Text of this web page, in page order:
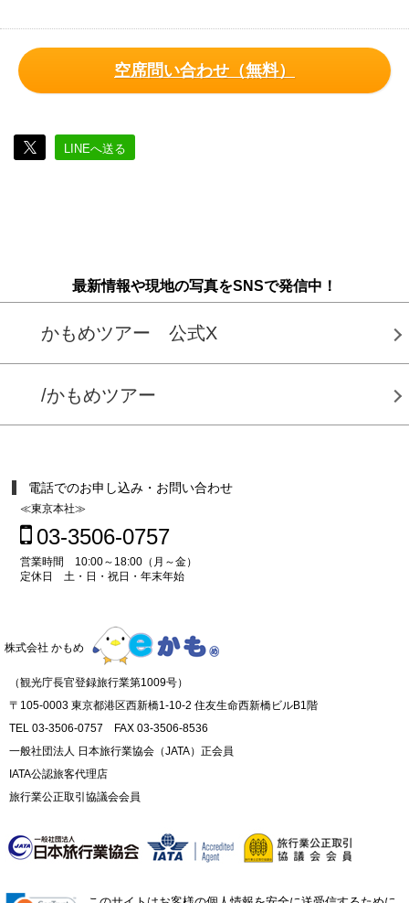
空席問い合わせ（無料）
LINEへ送る
最新情報や現地の写真をSNSで発信中！
かもめツアー 公式X
/かもめツアー
電話でのお申し込み・お問い合わせ
≪東京本社≫
03-3506-0757
営業時間 10:00～18:00（月～金）
定休日 土・日・祝日・年末年始
株式会社 かもめ
（観光庁長官登録旅行業第1009号）
〒105-0003 東京都港区西新橋1-10-2 住友生命西新橋ビルB1階
TEL 03-3506-0757 FAX 03-3506-8536
一般社団法人 日本旅行業協会（JATA）正会員
IATA公認旅客代理店
旅行業公正取引協議会会員